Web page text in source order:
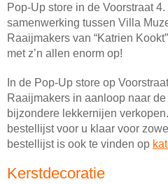
Pop-Up store in de Voorstraat
samenwerking tussen Villa
Raaijmakers van “Katrien
met z’n allen enorm op!
In de Pop-Up store op
Raaijmakers in aanloop naar
bijzondere lekkernijen
bestellijst voor u klaar voor
bestellijst is ook te vinden op
Kerstdecoratie